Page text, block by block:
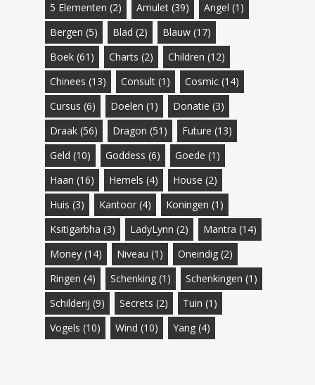
5 Elementen (2) Amulet (39) Angel (1)
Bergen (5) Blad (2) Blauw (17)
Boek (61) Charts (2) Children (12)
Chinees (13) Consult (1) Cosmic (14)
Cursus (6) Doelen (1) Donatie (3)
Draak (56) Dragon (51) Future (13)
Geld (10) Goddess (6) Goede (1)
Haan (16) Hemels (4) House (2)
Huis (3) Kantoor (4) Koningen (1)
Ksitigarbha (3) LadyLynn (2) Mantra (14)
Money (14) Niveau (1) Oneindig (2)
Ringen (4) Schenking (1) Schenkingen (1)
Schilderij (9) Secrets (2) Tuin (1)
Vogels (10) Wind (10) Yang (4)
€128.99